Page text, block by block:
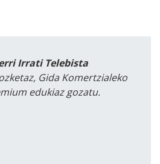
Irrati Telebista
Gida Komertzialeko
edukiaz gozatu.